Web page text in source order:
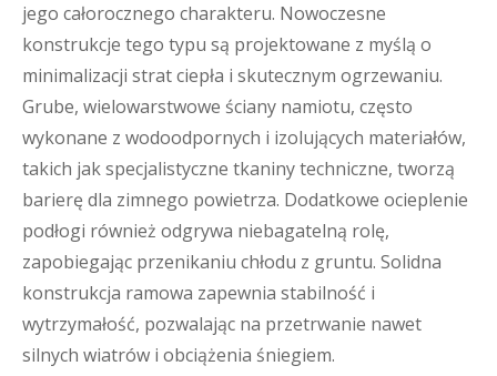
jego całorocznego charakteru. Nowoczesne
konstrukcje tego typu są projektowane z myślą o
minimalizacji strat ciepła i skutecznym ogrzewaniu.
Grube, wielowarstwowe ściany namiotu, często
wykonane z wodoodpornych i izolujących materiałów,
takich jak specjalistyczne tkaniny techniczne, tworzą
barierę dla zimnego powietrza. Dodatkowe ocieplenie
podłogi również odgrywa niebagatelną rolę,
zapobiegając przenikaniu chłodu z gruntu. Solidna
konstrukcja ramowa zapewnia stabilność i
wytrzymałość, pozwalając na przetrwanie nawet
silnych wiatrów i obciążenia śniegiem.